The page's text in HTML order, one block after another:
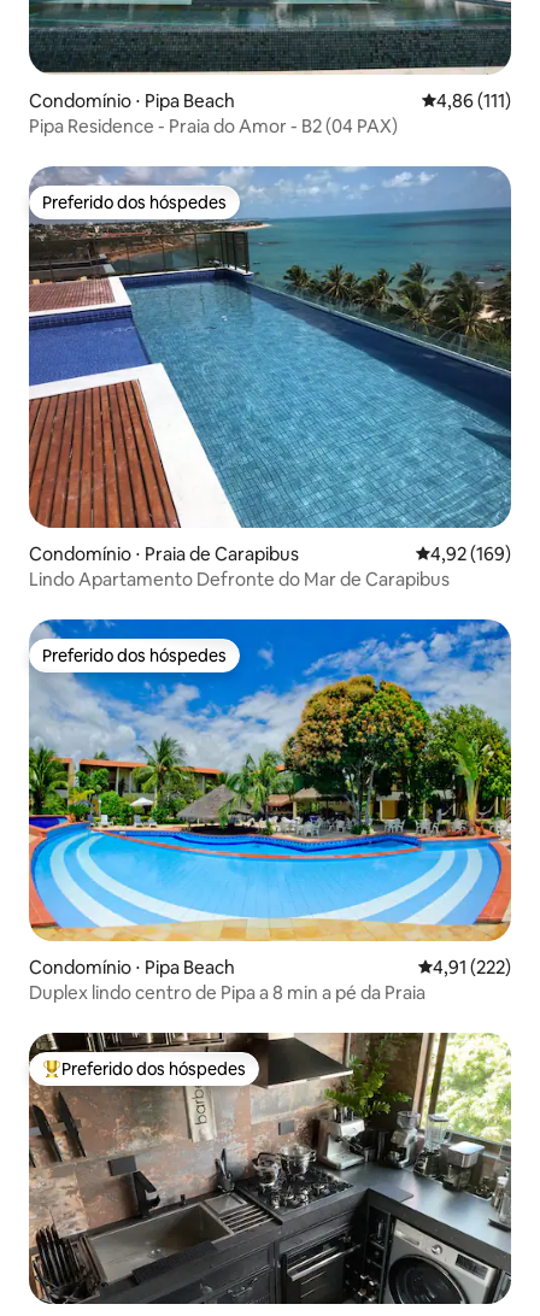
Condomínio ⋅ Pipa Beach 4,86 de uma
4,86 (111)
Pipa Residence - Praia do Amor - B2 (04 PAX)
Preferido dos hóspedes
Preferido dos hóspedes
Condomínio ⋅ Praia de Carapibus 4,92 de uma
4,92 (169)
Lindo Apartamento Defronte do Mar de Carapibus
Preferido dos hóspedes
Preferido dos hóspedes
Condomínio ⋅ Pipa Beach 4,91 de uma
4,91 (222)
Duplex lindo centro de Pipa a 8 min a pé da Praia
Entre os melhores preferidos dos hóspedes
Preferido dos hóspedes